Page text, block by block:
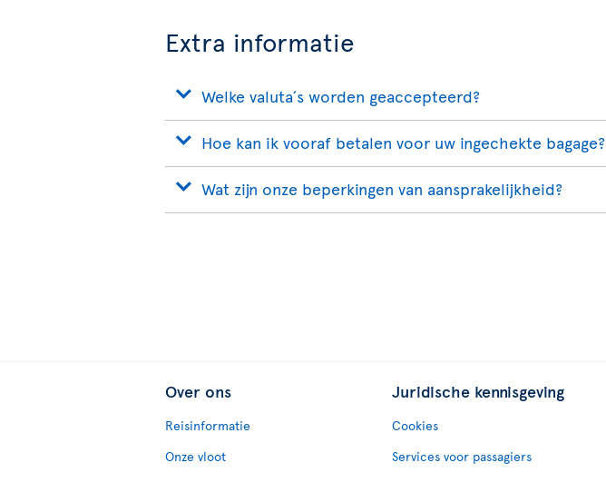
Extra informatie
Welke valuta´s worden geaccepteerd?
Hoe kan ik vooraf betalen voor uw ingechekte bagage?
Wat zijn onze beperkingen van aansprakelijkheid?
Over ons
Reisinformatie
Onze vloot
Juridische kennisgeving
Cookies
Services voor passagiers